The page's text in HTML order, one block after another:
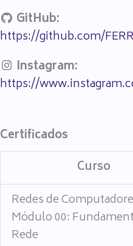
GitHub:
https://github.com/
Instagram:
https://
Certificados
Curso
Redes de
Módulo 00:
Rede